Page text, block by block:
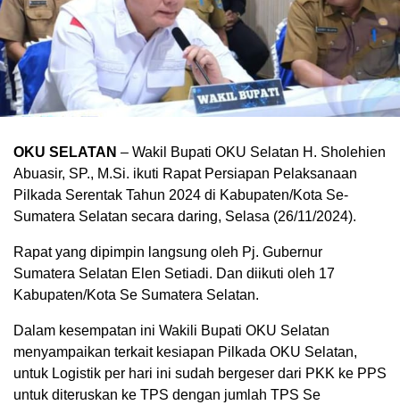
OKU SELATAN – Wakil Bupati OKU Selatan H. Sholehien
Abuasir, SP., M.Si. ikuti Rapat Persiapan Pelaksanaan
Pilkada Serentak Tahun 2024 di Kabupaten/Kota Se-
Sumatera Selatan secara daring, Selasa (26/11/2024).
Rapat yang dipimpin langsung oleh Pj. Gubernur
Sumatera Selatan Elen Setiadi. Dan diikuti oleh 17
Kabupaten/Kota Se Sumatera Selatan.
Dalam kesempatan ini Wakili Bupati OKU Selatan
menyampaikan terkait kesiapan Pilkada OKU Selatan,
untuk Logistik per hari ini sudah bergeser dari PKK ke PPS
untuk diteruskan ke TPS dengan jumlah TPS Se